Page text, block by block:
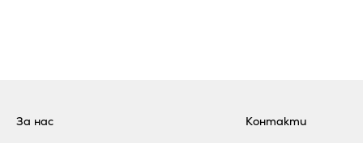
За нас Контакти